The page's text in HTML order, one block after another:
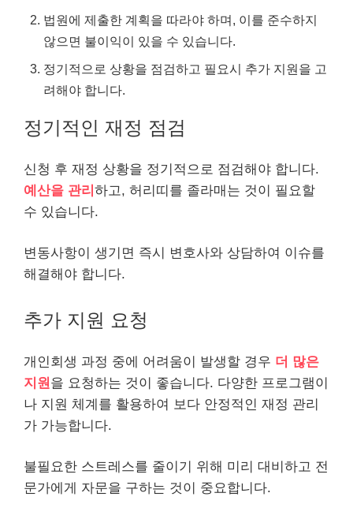
법원에 제출한 계획을 따라야 하며, 이를 준수하지
않으면 불이익이 있을 수 있습니다.
정기적으로 상황을 점검하고 필요시 추가 지원을 고
려해야 합니다.
정기적인 재정 점검
신청 후 재정 상황을 정기적으로 점검해야 합니다.
예산을 관리 하고, 허리띠를 졸라매는 것이 필요할
수 있습니다.
변동사항이 생기면 즉시 변호사와 상담하여 이슈를
해결해야 합니다.
추가 지원 요청
개인회생 과정 중에 어려움이 발생할 경우 더 많은
지원 을 요청하는 것이 좋습니다. 다양한 프로그램이
나 지원 체계를 활용하여 보다 안정적인 재정 관리
가 가능합니다.
불필요한 스트레스를 줄이기 위해 미리 대비하고 전
문가에게 자문을 구하는 것이 중요합니다.